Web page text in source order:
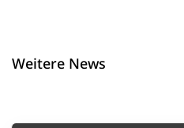
Weitere News